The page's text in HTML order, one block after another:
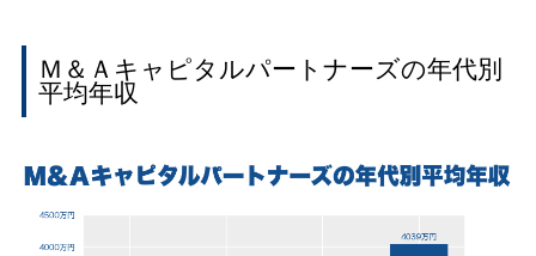
Ｍ＆Ａキャピタルパートナーズの年代別
平均年収